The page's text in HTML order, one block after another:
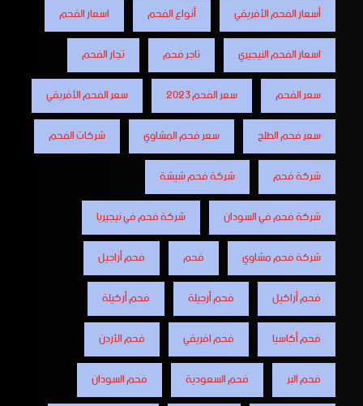
أسعار الفحم الأفريقي
أنواع الفحم
اسعار الفحم
اسعار الفحم النيجيري
تاجر فحم
تجار الفحم
سعر الفحم
سعر الفحم 2023
سعر الفحم الأفريقي
سعر فحم الطلح
سعر فحم المشاوي
شركات الفحم
شركة فحم
شركة فحم شيشة
شركة فحم في السودان
شركة فحم في نيجيريا
شركة فحم مشاوي
فحم
فحم أراجيل
فحم أراكيل
فحم أرجيلة
فحم أركيلة
فحم أكاسيا
فحم افريقي
فحم الأردن
فحم البر
فحم السعودية
فحم السودان